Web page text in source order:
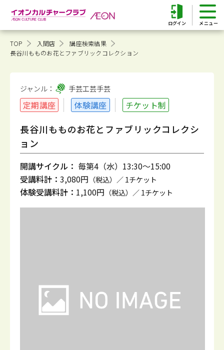
ログイン
TOP 入間店
講座検索結果
長谷川もものお花とファブリックコレクション
ジャンル： 手芸工芸手芸
定期講座 体験講座 チケット制
長谷川もものお花とファブリックコレクシ
ョン
開講サイクル： 毎第4（水）13:30～15:00
受講料計： 3,080円 （税込）／ 1チケット
体験受講料計： 1,100円 （税込）／ 1チケット